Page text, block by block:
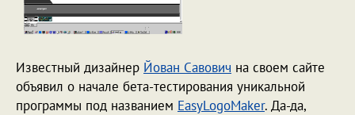
Известный дизайнер Йован Савович на своем сайте
объявил о начале бета-тестирования уникальной
программы под названием EasyLogoMaker. Да-да,